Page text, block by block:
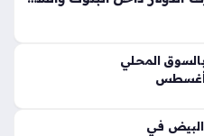
الاقتصادي في مصر، حيث
تعاملات هادئة تشهدها
المحلي
أغسطس
البيض في